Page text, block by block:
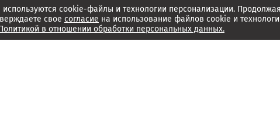
cookie-файлы и технологии персонализации.
свое согласие на использование файлов cookie и
в отношении обработки персональных данных.